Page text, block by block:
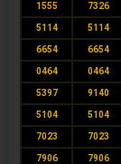
1555 7326
5114 5114
6654 6654
0464 0464
5397 9140
5104 5104
7023 7023
7906 7906